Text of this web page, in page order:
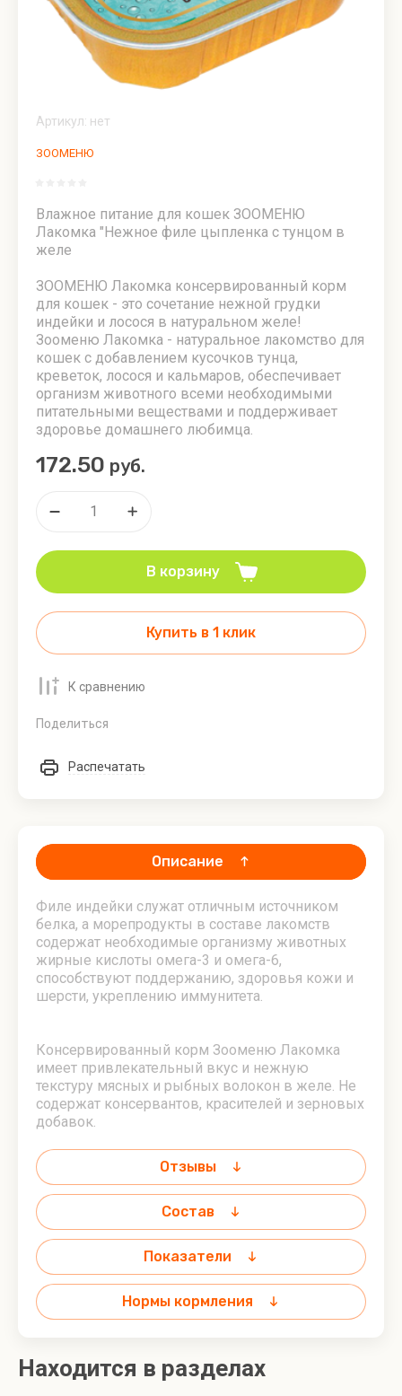
ЖИВАЯ
СИЛА -
корма
холистик
премиум
класса
для собак
сила
Юнга
сила
Шорт-
трек
Живая
сила
Фитнес
ЗООМЕНЮ
- корма
холистик
премиум
собак
чувствительным
Зооменю -
монопротеиновые
корма супер-
премиум класса
Говядина/рубец
Зооменю
-
Холистик
Утка/
лосось
Натуральные
лакомства из
охлажденного
мяса
Лакомства
из
Лакомства для
ДРЕССИРОВКИ
Консервы
для собак
Консервы
VITAMIN
325
грамм
Консервы
для собак
Зооменю
Ветеринарные
Зооменю
Деликатес
(товары
для
людей) -
Паштеты и
риеты
Артикул: нет
ЗООМЕНЮ
Влажное питание для кошек ЗООМЕНЮ
Лакомка "Нежное филе цыпленка с тунцом в
желе
ЗООМЕНЮ Лакомка консервированный корм
для кошек - это сочетание нежной грудки
индейки и лосося в натуральном желе!
Зооменю Лакомка - натуральное лакомство для
кошек с добавлением кусочков тунца,
креветок, лосося и кальмаров, обеспечивает
организм животного всеми необходимыми
питательными веществами и поддерживает
здоровье домашнего любимца.
172.50 руб.
В корзину
Купить в 1 клик
К сравнению
Поделиться
Распечатать
Описание
Филе индейки служат отличным источником
белка, а морепродукты в составе лакомств
содержат необходимые организму животных
жирные кислоты омега-3 и омега-6,
способствуют поддержанию, здоровья кожи и
шерсти, укреплению иммунитета.
Консервированный корм Зооменю Лакомка
имеет привлекательный вкус и нежную
текстуру мясных и рыбных волокон в желе. Не
содержат консервантов, красителей и зерновых
добавок.
Отзывы
Состав
Показатели
Нормы кормления
Находится в разделах